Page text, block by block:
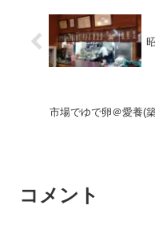
市場でゆで卵＠愛養(
コメント